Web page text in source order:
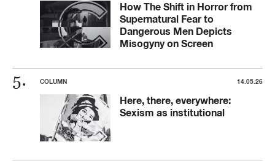
How The Shift in Horror from
Supernatural Fear to
Dangerous Men Depicts
Misogyny on Screen
COLUMN 14.05.26
Here, there, everywhere:
Sexism as institutional